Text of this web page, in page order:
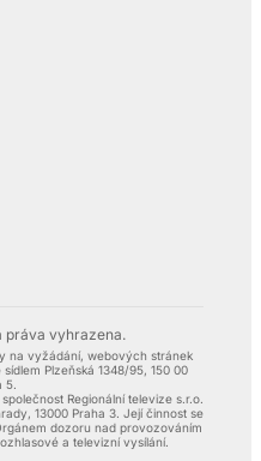
práva vyhrazena.
na vyžádání, webových stránek
Plzeňská 1348/95, 150 00
5.
Regionální televize s.r.o.
13000 Praha 3. Její činnost se
dozoru nad provozováním
a televizní vysílání.